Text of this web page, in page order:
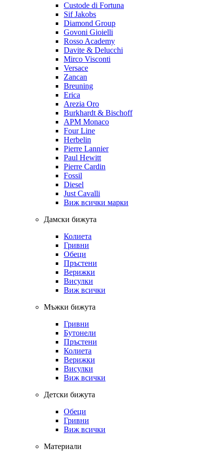
Custode di Fortuna
Sif Jakobs
Diamond Group
Govoni Gioielli
Rosso Academy
Davite & Delucchi
Mirco Visconti
Versace
Zancan
Breuning
Erica
Arezia Oro
Burkhardt & Bischoff
APM Monaco
Four Line
Herbelin
Pierre Lannier
Paul Hewitt
Pierre Cardin
Fossil
Diesel
Just Cavalli
Виж всички марки
Дамски бижута
Колиета
Гривни
Обеци
Пръстени
Верижки
Висулки
Виж всички
Мъжки бижута
Гривни
Бутонели
Пръстени
Колиета
Верижки
Висулки
Виж всички
Детски бижута
Обеци
Гривни
Виж всички
Материали